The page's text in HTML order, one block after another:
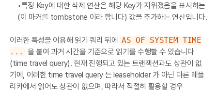
특정 Key에 대한 삭제 연산은 해당 Key가 지워졌음을 표시하는
(이 마커를 tombstone 이라 합니다) 값을 추가하는 연산입니다.
이러한 특성을 이용해 읽기 쿼리 뒤에 AS OF SYSTEM TIME
...
을 붙여 과거 시간을 기준으로 읽기를 수행할 수 있습니다
(time travel query). 현재 진행되고 있는 트랜잭션과도 상관이 없
기에, 이러한 time travel query 는 leaseholder 가 아닌 다른 레플
리카에서 읽어도 상관이 없으며, 따라서 적절히 활용할 경우